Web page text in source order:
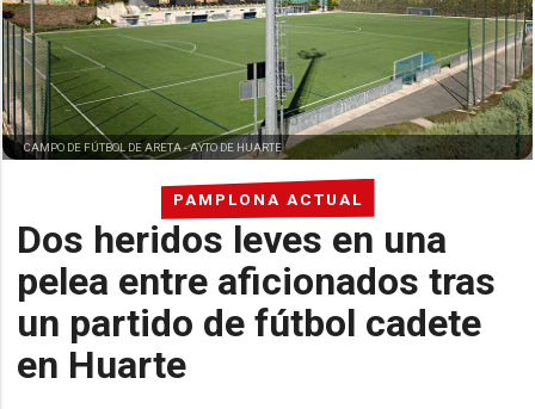
PAMPLONA ACTUAL
Dos heridos leves en una
pelea entre aficionados tras
un partido de fútbol cadete
en Huarte
CAMPO DE FÚTBOL DE ARETA -AYTO DE HUARTE